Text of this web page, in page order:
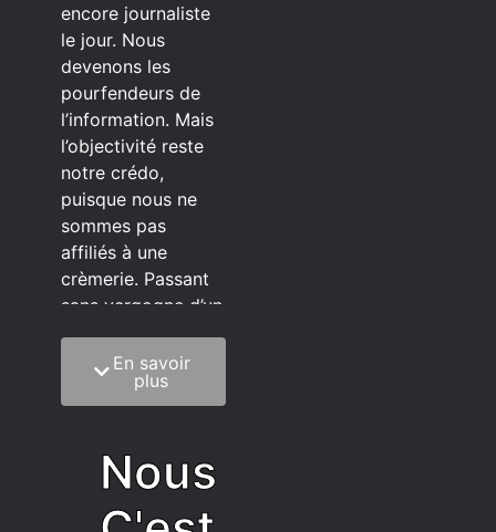
encore journaliste
le jour. Nous
devenons les
pourfendeurs de
l’information. Mais
l’objectivité reste
notre crédo,
puisque nous ne
sommes pas
affiliés à une
crèmerie. Passant
sans vergogne d’un
C’est quoi notre
méthode?
sagesse de la
vieillesse à une
grosse dose
En savoir
plus
Nous